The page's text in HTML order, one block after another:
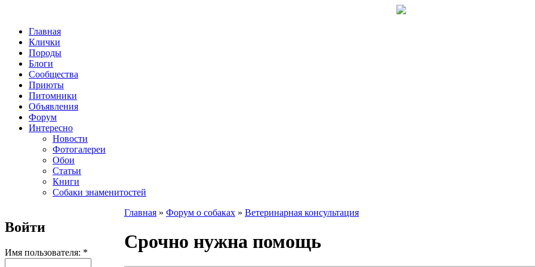
Главная
Клички
Породы
Блоги
Сообщества
Приюты
Питомники
Объявления
Форум
Интересно
Новости
Фотогалереи
Обои
Статьи
Книги
Собаки знаменитостей
Войти
Имя пользователя: *
Главная » Форум о собаках » Ветеринарная консультация
Срочно нужна помощь